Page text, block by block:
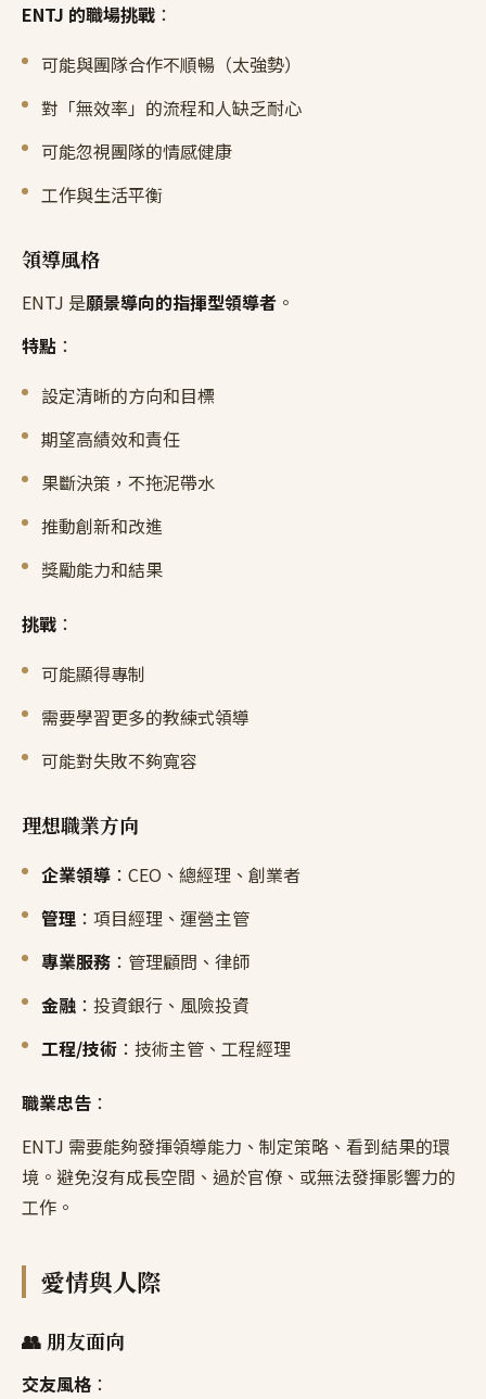
ENTJ 的職場挑戰 ：
可能與團隊合作不順暢（太強勢）
對「無效率」的流程和人缺乏耐心
可能忽視團隊的情感健康
工作與生活平衡
領導風格
ENTJ 是願景導向的指揮型領導者 。
特點 ：
設定清晰的方向和目標
期望高績效和責任
果斷決策，不拖泥帶水
推動創新和改進
獎勵能力和結果
挑戰 ：
可能顯得專制
需要學習更多的教練式領導
可能對失敗不夠寬容
理想職業方向
企業領導 ：CEO、總經理、創業者
管理 ：項目經理、運營主管
專業服務 ：管理顧問、律師
金融 ：投資銀行、風險投資
工程/技術 ：技術主管、工程經理
職業忠告 ：
ENTJ 需要能夠發揮領導能力、制定策略、看到結果的環
境。避免沒有成長空間、過於官僚、或無法發揮影響力的
工作。
愛情與人際
👥 朋友面向
交友風格 ：